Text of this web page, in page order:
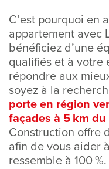
C’est pourquoi en
appartement avec
bénéficiez d’une
qualifiés et à votre
répondre aux
soyez à la
porte en région
façades à 5 km
Construction offre
afin de vous aider
ressemble à 100 %.